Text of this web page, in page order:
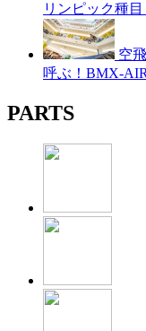
リンピック種
空
呼ぶ！BMX-
PARTS